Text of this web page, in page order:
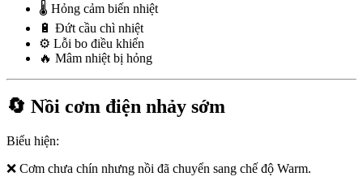
🌡️ Hỏng cảm biến nhiệt
🔋 Đứt cầu chì nhiệt
⚙️ Lỗi bo điều khiển
🔥 Mâm nhiệt bị hỏng
🔄 Nồi cơm điện nhảy sớm
Biểu hiện:
❌ Cơm chưa chín nhưng nồi đã chuyển sang chế độ Warm.